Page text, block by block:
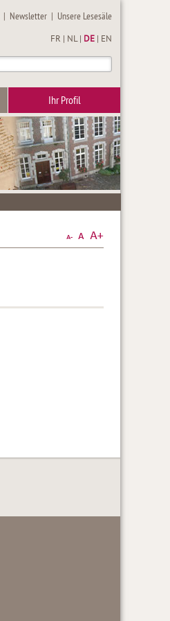
| Newsletter | Unsere Lesesäle
FR NL| DE EN
Ihr Profil